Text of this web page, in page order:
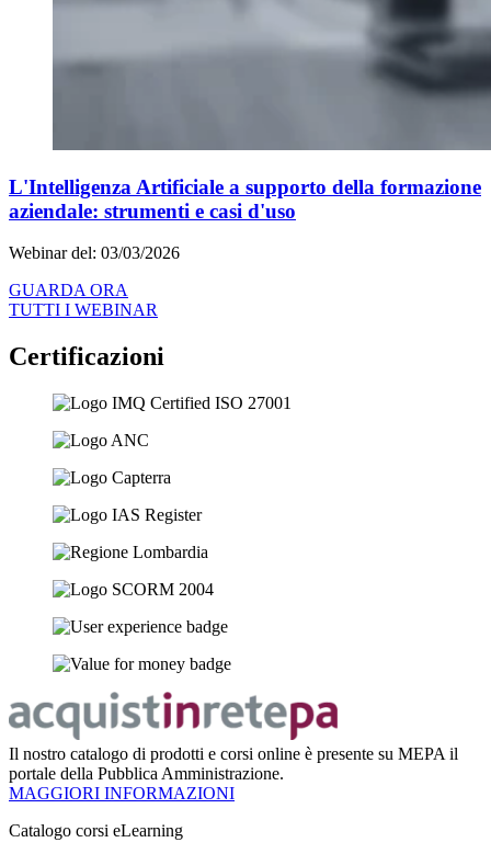
L'Intelligenza Artificiale a supporto della formazione
aziendale: strumenti e casi d'uso
Webinar del: 03/03/2026
GUARDA ORA
TUTTI I WEBINAR
Certificazioni
Il nostro catalogo di prodotti e corsi online è presente su MEPA il
portale della Pubblica Amministrazione.
MAGGIORI INFORMAZIONI
Catalogo corsi eLearning